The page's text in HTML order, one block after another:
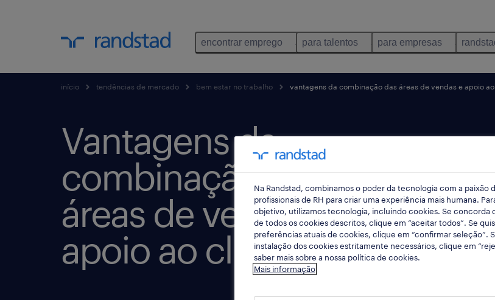
encontrar emprego para talentos para empresas
início tendências de mercado bem estar no trabalho vantagens da combinação das áreas de vendas e apoio
Vantagens da
combinação das
áreas de vendas e
apoio ao cliente
Na Randstad, combinamos o poder da tecnologia com a paixão
profissionais de RH para criar uma experiência mais humana.
objetivo, utilizamos tecnologia, incluindo cookies. Se concorda
de todos os cookies descritos, clique em “aceitar todos”. Se
preferências atuais de cookies, clique em “confirmar seleção”.
instalação dos cookies estritamente necessários, clique em
saber mais sobre a nossa política de cookies.
Mais informação